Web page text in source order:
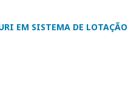
EM SISTEMA DE LOTAÇÃO